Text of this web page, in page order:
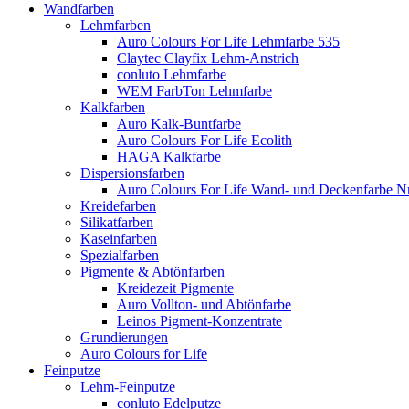
Wandfarben
Lehmfarben
Auro Colours For Life Lehmfarbe 535
Claytec Clayfix Lehm-Anstrich
conluto Lehmfarbe
WEM FarbTon Lehmfarbe
Kalkfarben
Auro Kalk-Buntfarbe
Auro Colours For Life Ecolith
HAGA Kalkfarbe
Dispersionsfarben
Auro Colours For Life Wand- und Deckenfarbe
Kreidefarben
Silikatfarben
Kaseinfarben
Spezialfarben
Pigmente & Abtönfarben
Kreidezeit Pigmente
Auro Vollton- und Abtönfarbe
Leinos Pigment-Konzentrate
Grundierungen
Auro Colours for Life
Feinputze
Lehm-Feinputze
conluto Edelputze